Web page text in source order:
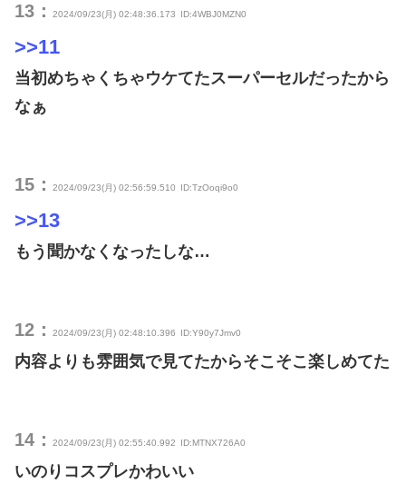
13： 2024/09/23(月) 02:48:36.173 ID:4WBJ0MZN0
>>11
当初めちゃくちゃウケてたスーパーセルだったから
なぁ
15： 2024/09/23(月) 02:56:59.510 ID:TzOoqi9o0
>>13
もう聞かなくなったしな…
12： 2024/09/23(月) 02:48:10.396 ID:Y90y7Jmv0
内容よりも雰囲気で見てたからそこそこ楽しめてた
14： 2024/09/23(月) 02:55:40.992 ID:MTNX726A0
いのりコスプレかわいい